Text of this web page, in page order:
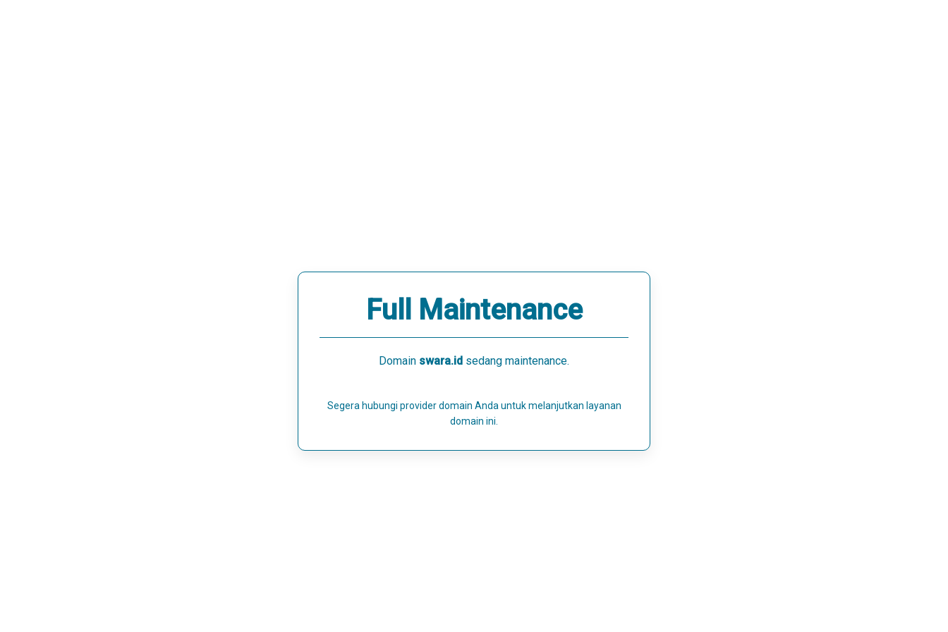
Full Maintenance
Domain swara.id sedang maintenance.
Segera hubungi provider domain Anda untuk melanjutkan layanan
domain ini.